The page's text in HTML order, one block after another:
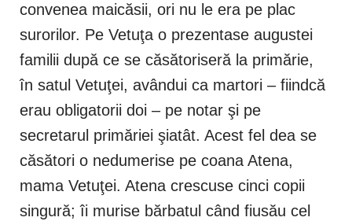
convenea maicăsii, ori nu le era pe plac
surorilor. Pe Vetuţa o prezentase augustei
familii după ce se căsătoriseră la primărie,
în satul Vetuţei, avândui ca martori – fiindcă
erau obligatorii doi – pe notar şi pe
secretarul primăriei şiatât. Acest fel dea se
căsători o nedumerise pe coana Atena,
mama Vetuţei. Atena crescuse cinci copii
singură; îi murise bărbatul când fiusău cel